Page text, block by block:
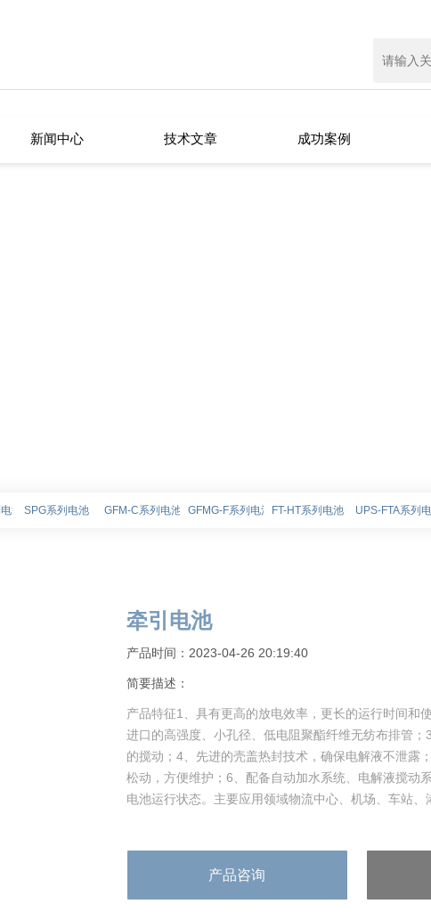
新闻中心 技术文章 成功案例
池 SPG系列电池 GFM-C系列电池 GFMG-F系列电池 FT-HT系列电池 UPS-FTA系列
牵引电池
产品时间：2023-04-26 20:19:40
简要描述：
产品特征1、具有更高的放电效率，更长的运行时间和
进口的高强度、小孔径、低电阻聚酯纤维无纺布排管
的搅动；4、先进的壳盖热封技术，确保电解液不泄露
松动，方便维护；6、配备自动加水系统、电解液搅动
电池运行状态。主要应用领域物流中心、机场、车站、
产品咨询